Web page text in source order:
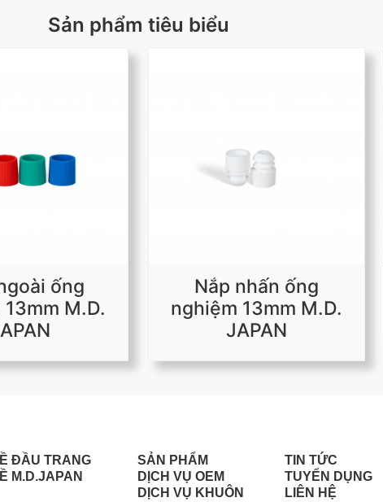
Sản phẩm tiêu biểu
ống
M.D.
Nắp nhấn ống
nghiệm 13mm M.D.
JAPAN
ĐẦU TRANG
M.D.JAPAN
SẢN PHẨM
DỊCH VỤ OEM
DỊCH VỤ KHUÔN
TIN TỨC
TUYỂN DỤNG
LIÊN HỆ